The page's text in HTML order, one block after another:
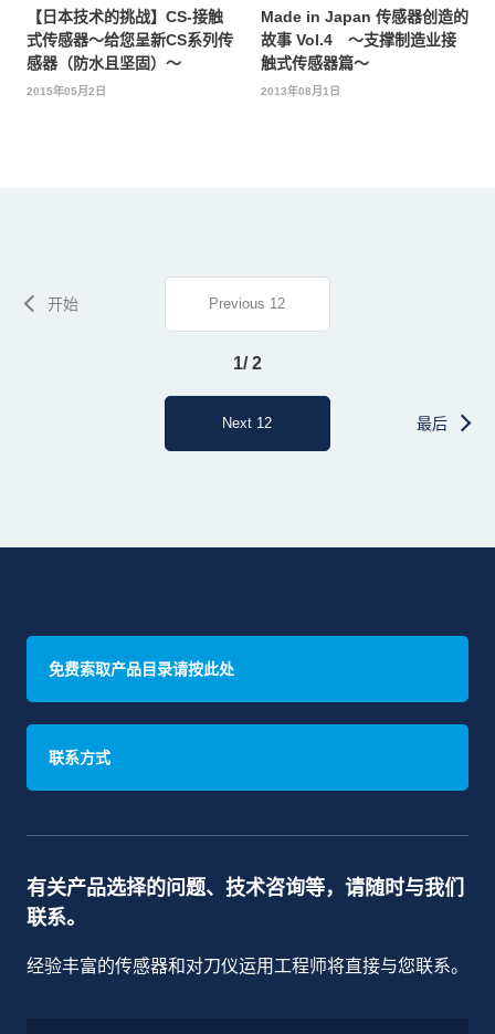
【日本技术的挑战】CS-接触
式传感器〜给您呈新CS系列传
感器（防水且坚固）〜
2015年05月2日
Made in Japan 传感器创造的
故事 Vol.4 ～支撑制造业接
触式传感器篇〜
2013年08月1日
开始 Previous 12
1/ 2
Next 12 最后
免费索取产品目录请按此处
联系方式
有关产品选择的问题、技术咨询等，请随时与我们
联系。
经验丰富的传感器和对刀仪运用工程师将直接与您联系。